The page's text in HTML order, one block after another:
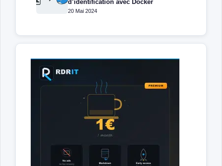
d’identification avec Docker
20 Mai 2024